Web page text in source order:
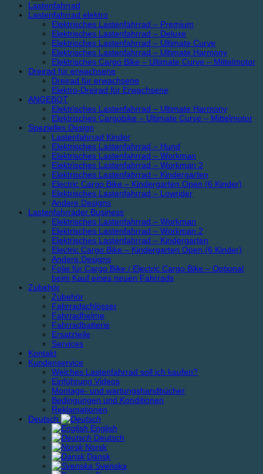
Lastenfahrrad
Lastenfahrrad elektro
Elektrisches Lastenfahrrad – Premium
Elektrisches Lastenfahrrad – Deluxe
Elektrisches Lastenfahrrad – Ultimate Curve
Elektrisches Lastenfahrrad – Ultimate Harmony
Elektrisches Cargo Bike – Ultimate Curve – Mittelmotor
Dreirad für erwachsene
Dreirad für erwachsene
Elektro-Dreirad für Erwachsene
ANGEBOT
Elektrisches Lastenfahrrad – Ultimate Harmony
Elektrisches Cargobike – Ultimate Curve – Mittelmotor
Spezielles Design
Lastenfahrrad Kinder
Elektrisches Lastenfahrrad – Hund
Elektrisches Lastenfahrrad – Workman
Elektrisches Lastenfahrrad – Workman 2
Elektrisches Lastenfahrrad – Kindergarten
Electric Cargo Bike – Kindergarten Open (6 Kinder)
Elektrisches Lastenfahrrad – Lowrider
Andere Designs
Lastenfahrräder Business
Elektrisches Lastenfahrrad – Workman
Elektrisches Lastenfahrrad – Workman 2
Elektrisches Lastenfahrrad – Kindergarten
Electric Cargo Bike – Kindergarten Open (6 Kinder)
Andere Designs
Folie für Cargo Bike / Electric Cargo Bike – Optional
beim Kauf eines neuen Fahrrads
Zubehör
Zubehör
Fahrradschlösser
Fahrradhelme
Fahrradbatterie
Ersatzteile
Services
Kontakt
Kundenservice
Welches Lastenfahrrad soll ich kaufen?
Einführung Videos
Montage- und wartungshandbücher
Bedingungen und Konditionen
Reklamationen
Deutsch
English
Deutsch
Norsk
Dansk
Svenska